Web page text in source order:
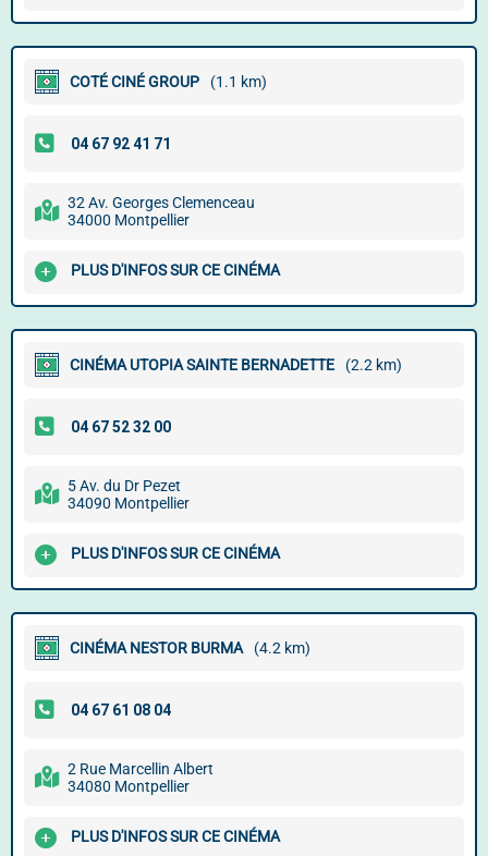
COTÉ CINÉ GROUP (1.1 km)
32 Av. Georges Clemenceau
34000 Montpellier
PLUS D'INFOS SUR CE CINÉMA
CINÉMA UTOPIA SAINTE BERNADETTE (2.2 km)
5 Av. du Dr Pezet
34090 Montpellier
PLUS D'INFOS SUR CE CINÉMA
CINÉMA NESTOR BURMA (4.2 km)
2 Rue Marcellin Albert
34080 Montpellier
PLUS D'INFOS SUR CE CINÉMA